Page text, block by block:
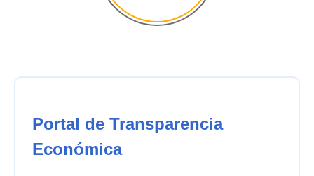
Portal de Transparencia
Económica